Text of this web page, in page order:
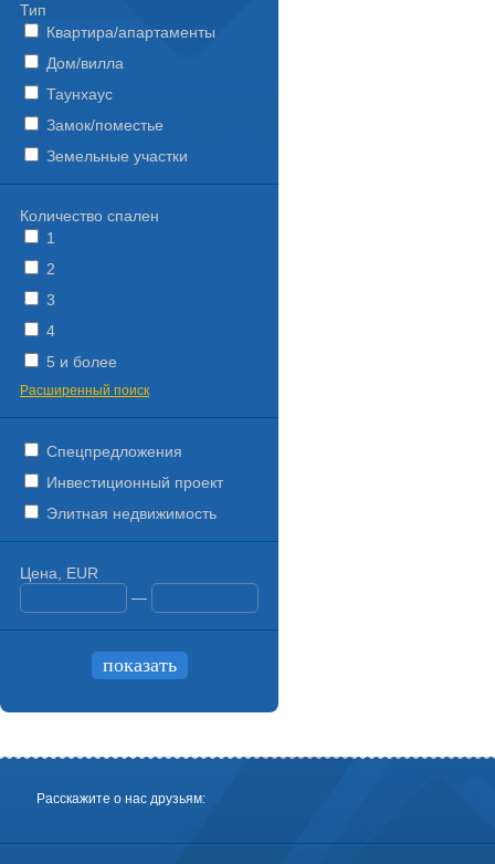
Тип
Квартира/апартаменты
Дом/вилла
Таунхаус
Замок/поместье
Земельные участки
Количество спален
1
2
3
4
5 и более
Расширенный поиск
Спецпредложения
Инвестиционный проект
Элитная недвижимость
Цена, EUR
—
Расскажите о нас друзьям: